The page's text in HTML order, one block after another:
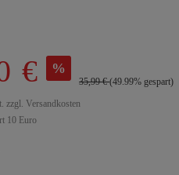
€ %
35,99 €(49.99% gespart)
zzgl. Versandkosten
10 Euro